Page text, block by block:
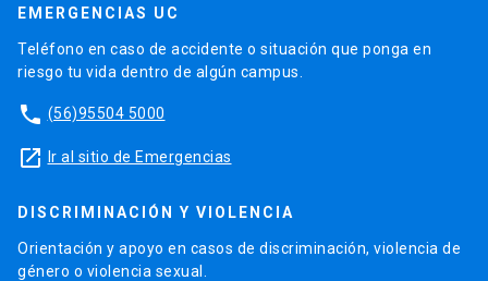
EMERGENCIAS UC
Teléfono en caso de accidente o situación que ponga en
riesgo tu vida dentro de algún campus.
phone (56)95504 5000
launch Ir al sitio de Emergencias
DISCRIMINACIÓN Y VIOLENCIA
Orientación y apoyo en casos de discriminación, violencia de
género o violencia sexual.